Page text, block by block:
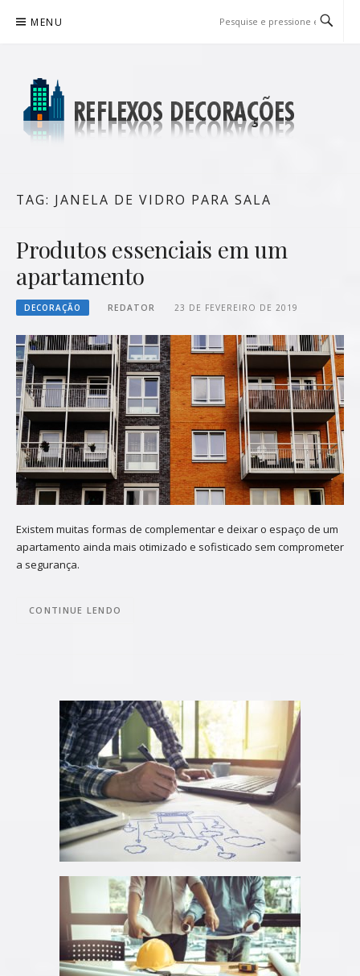
para
MENU
TAG: JANELA DE VIDRO PARA SALA
Produtos essenciais em um
apartamento
DECORAÇÃO REDATOR 23 DE FEVEREIRO DE 2019
Existem muitas formas de complementar e deixar o espaço de um
apartamento ainda mais otimizado e sofisticado sem comprometer
a segurança.
CONTINUE LENDO